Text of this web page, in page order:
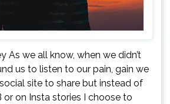
As we all know, when we didn’t
us to listen to our pain, gain we
site to share but instead of
on Insta stories I choose to